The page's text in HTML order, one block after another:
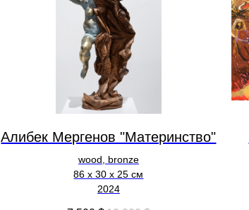
Алибек Мергенов "Материнство"
wood, bronze
86 х 30 х 25 см
2024